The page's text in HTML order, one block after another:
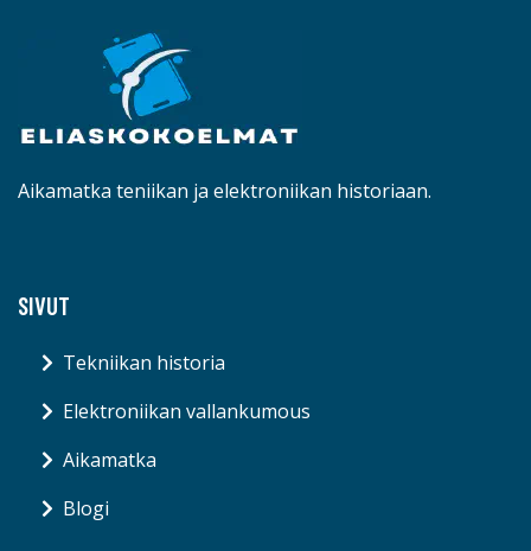
Aikamatka teniikan ja elektroniikan historiaan.
SIVUT
Tekniikan historia
Elektroniikan vallankumous
Aikamatka
Blogi